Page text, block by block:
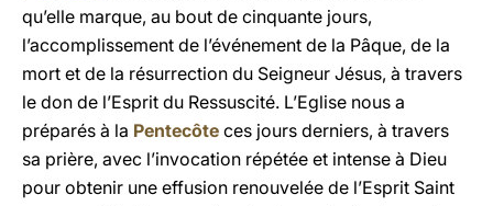
qu’elle marque, au bout de cinquante jours,
l’accomplissement de l’événement de la Pâque, de la
mort et de la résurrection du Seigneur Jésus, à travers
le don de l’Esprit du Ressuscité. L’Eglise nous a
préparés à la Pentecôte ces jours derniers, à travers
sa prière, avec l’invocation répétée et intense à Dieu
pour obtenir une effusion renouvelée de l’Esprit Saint